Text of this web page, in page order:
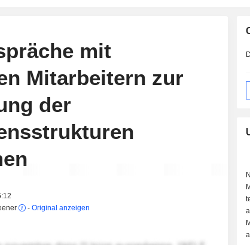
mit
Mitarbeitern zur
der
- Original anzeigen